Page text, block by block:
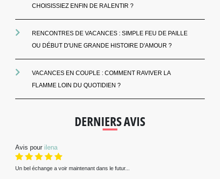
CHOISISSIEZ ENFIN DE RALENTIR ?
RENCONTRES DE VACANCES : SIMPLE FEU DE PAILLE
OU DÉBUT D'UNE GRANDE HISTOIRE D'AMOUR ?
VACANCES EN COUPLE : COMMENT RAVIVER LA
FLAMME LOIN DU QUOTIDIEN ?
DERNIERS AVIS
Avis pour ilena
Un bel échange a voir maintenant dans le futur...